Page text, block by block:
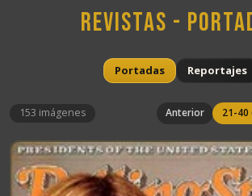
Revistas -
Portadas Reportajes
153 imágenes Anterior 21-40